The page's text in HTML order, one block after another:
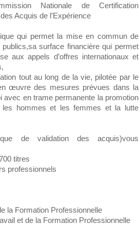
Nationale de Certification
Acquis de l’Expérience
qui permet la mise en commun de
surface financière qui permet
aux appels d’offres internationaux et
tout au long de la vie, pilotée par le
œuvre des mesures prévues dans la
avec en trame permanente la promotion
les hommes et les femmes et la lutte
de validation des acquis)vous
titres
professionnels
la Formation Professionnelle
et de la Formation Professionnelle